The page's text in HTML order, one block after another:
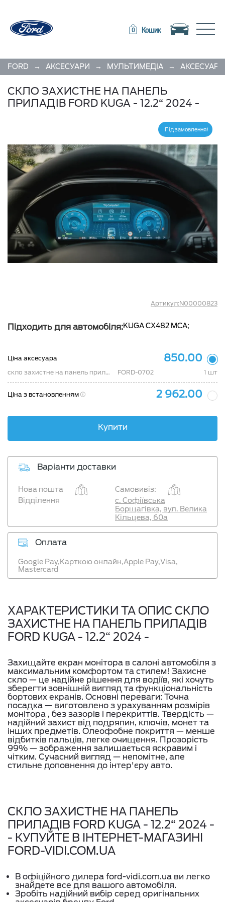
0 Кошик Toggle navigation
FORD → АКСЕСУАРИ → МУЛЬТИМЕДІА →
СКЛО ЗАХИСТНЕ НА ПАНЕЛЬ
ПРИЛАДІВ FORD KUGA - 12.2“ 2024 -
Під замовлення
Артикул:N00000823
Підходить для автомобіля:KUGA CX482 MCA;
Ціна аксесуара 850.00
скло захистне на панель приладів FORD KUGA - 12.2“ 2024 - Pixsel FORD-0702 1 шт
Ціна з встановленням 2 962.00
Купити
Варіанти доставки
Нова пошта
Самовивіз:
Відділення
с. Софіївська
Борщагівка, вул. Велика
Кільцева, 60а
Оплата
Google Pay,Карткою онлайн,Apple Pay,Visa,
Mastercard
ХАРАКТЕРИСТИКИ ТА ОПИС СКЛО
ЗАХИСТНЕ НА ПАНЕЛЬ ПРИЛАДІВ
FORD KUGA - 12.2“ 2024 -
Захищайте екран монітора в салоні автомобіля з
максимальним комфортом та стилем! Захисне
скло — це надійне рішення для водіїв, які хочуть
зберегти зовнішній вигляд та функціональність
бортових екранів. Основні переваги: Точна
посадка — виготовлено з урахуванням розмірів
монітора , без зазорів і перекриттів. Твердість —
надійний захист від подряпин, ключів, монет та
інших предметів. Олеофобне покриття — менше
відбитків пальців, легке очищення. Прозорість
99% — зображення залишається яскравим і
чітким. Сучасний вигляд — непомітне, але
стильне доповнення до інтер'єру авто.
СКЛО ЗАХИСТНЕ НА ПАНЕЛЬ
ПРИЛАДІВ FORD KUGA - 12.2“ 2024 -
- КУПУЙТЕ В ІНТЕРНЕТ-МАГАЗИНІ
FORD-VIDI.COM.UA
В офіційного дилера ford-vidi.com.ua ви легко
знайдете все для вашого автомобіля.
Зробіть надійний вибір серед оригінальних